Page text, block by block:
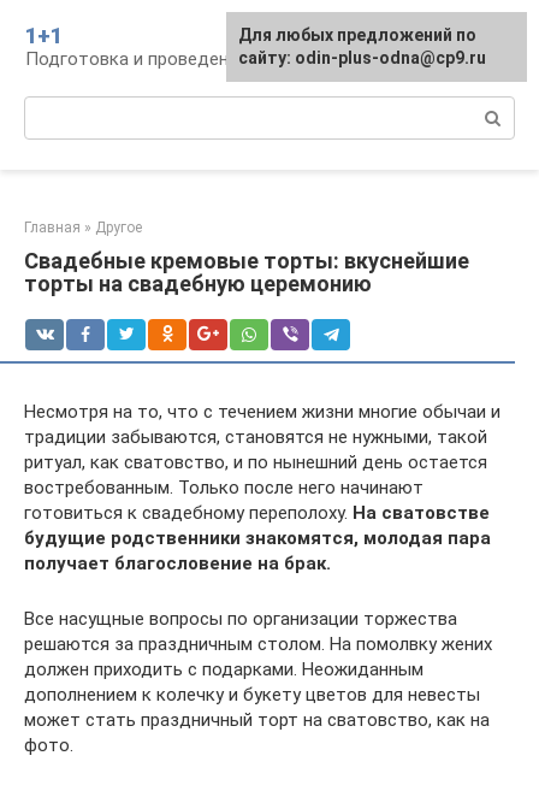
контенту
1+1
Подготовка и проведение свадьбы, традиции
Главная » Другое
Свадебные кремовые торты: вкуснейшие
торты на свадебную церемонию
Несмотря на то, что с течением жизни многие обычаи и
традиции забываются, становятся не нужными, такой
ритуал, как сватовство, и по нынешний день остается
востребованным. Только после него начинают
готовиться к свадебному переполоху. На сватовстве
будущие родственники знакомятся, молодая пара
получает благословение на брак.
Все насущные вопросы по организации торжества
решаются за праздничным столом. На помолвку жених
должен приходить с подарками. Неожиданным
дополнением к колечку и букету цветов для невесты
может стать праздничный торт на сватовство, как на
фото.
Для любых предложений по
сайту: odin-plus-odna@cp9.ru